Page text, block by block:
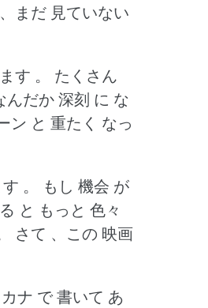
まだ 見ていない
す 。
たくさん
だか 深刻 に な
ン と 重たく なっ
。
もし 機会 が
と もっと 色々
さて 、この 映画
ナ で 書いて あ